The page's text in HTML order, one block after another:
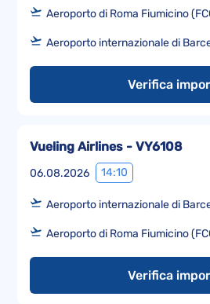
Aeroporto di Roma Fiumicino
Aeroporto internazionale di
Verifica
06.08.2026 14:10
Vueling Airlines - VY6108
Aeroporto internazionale di
Aeroporto di Roma Fiumicino
Verifica